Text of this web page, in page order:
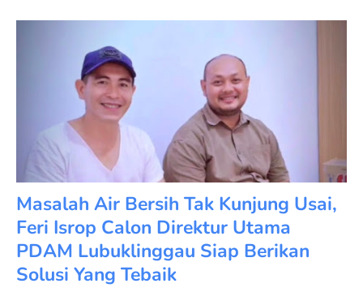
Masalah Air Bersih Tak Kunjung Usai,
Feri Isrop Calon Direktur Utama
PDAM Lubuklinggau Siap Berikan
Solusi Yang Tebaik